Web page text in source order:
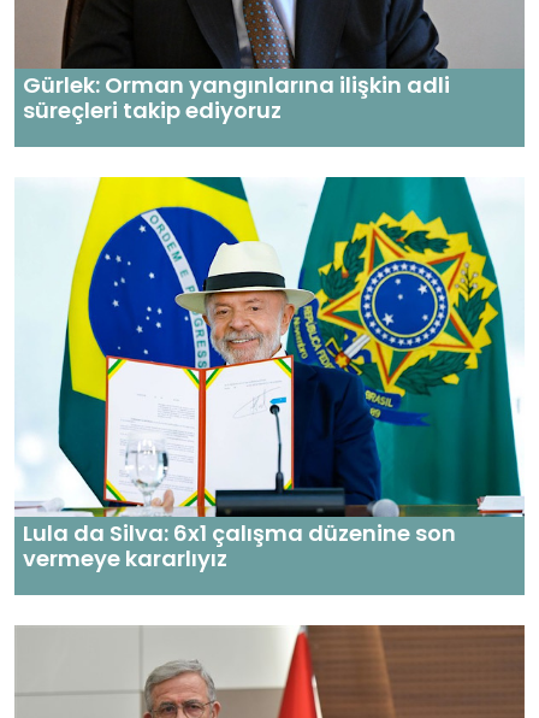
Gürlek: Orman yangınlarına ilişkin adli
süreçleri takip ediyoruz
Lula da Silva: 6x1 çalışma düzenine son
vermeye kararlıyız